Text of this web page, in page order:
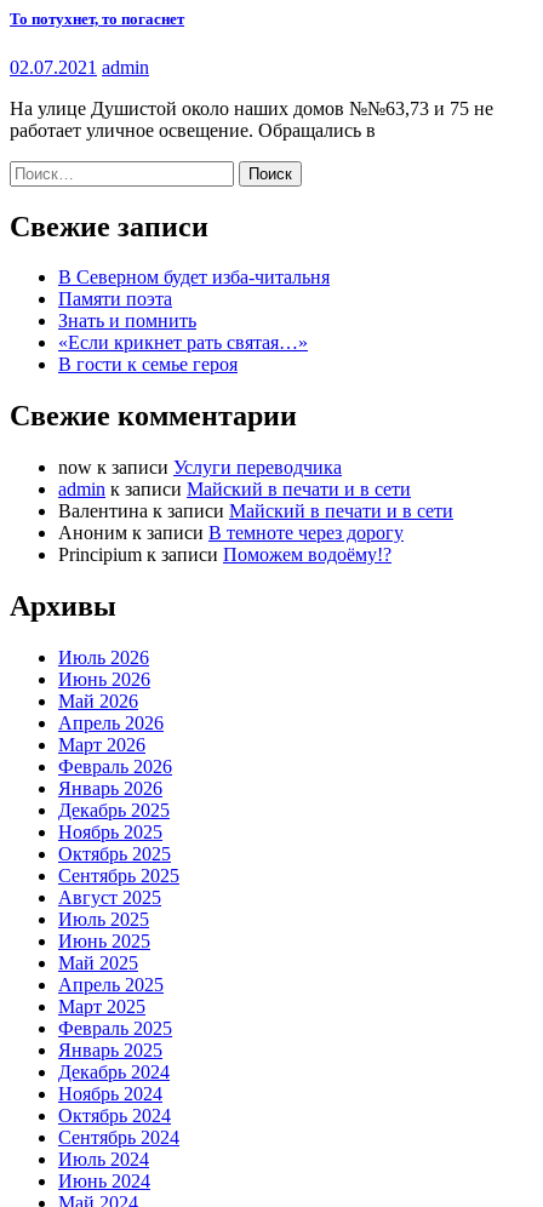
То потухнет, то погаснет
02.07.2021 admin
На улице Душистой около наших домов №№63,73 и 75 не
работает уличное освещение. Обращались в
Найти:
Свежие записи
В Северном будет изба-читальня
Памяти поэта
Знать и помнить
«Если крикнет рать святая…»
В гости к семье героя
Свежие комментарии
now к записи Услуги переводчика
admin к записи Майский в печати и в сети
Валентина к записи Майский в печати и в сети
Аноним к записи В темноте через дорогу
Principium к записи Поможем водоёму!?
Архивы
Июль 2026
Июнь 2026
Май 2026
Апрель 2026
Март 2026
Февраль 2026
Январь 2026
Декабрь 2025
Ноябрь 2025
Октябрь 2025
Сентябрь 2025
Август 2025
Июль 2025
Июнь 2025
Май 2025
Апрель 2025
Март 2025
Февраль 2025
Январь 2025
Декабрь 2024
Ноябрь 2024
Октябрь 2024
Сентябрь 2024
Июль 2024
Июнь 2024
Май 2024